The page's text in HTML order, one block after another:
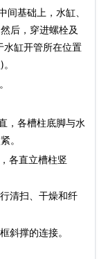
基础上，水缸、
后，穿进螺栓及
水缸开管所在位置
各槽柱底脚与水
。
各直立槽柱竖
清扫、干燥和纤
撑的连接。